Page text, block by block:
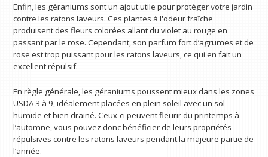
Enfin, les géraniums sont un ajout utile pour protéger votre jardin
contre les ratons laveurs. Ces plantes à l'odeur fraîche
produisent des fleurs colorées allant du violet au rouge en
passant par le rose. Cependant, son parfum fort d’agrumes et de
rose est trop puissant pour les ratons laveurs, ce qui en fait un
excellent répulsif.
En règle générale, les géraniums poussent mieux dans les zones
USDA 3 à 9, idéalement placées en plein soleil avec un sol
humide et bien drainé. Ceux-ci peuvent fleurir du printemps à
l’automne, vous pouvez donc bénéficier de leurs propriétés
répulsives contre les ratons laveurs pendant la majeure partie de
l’année.